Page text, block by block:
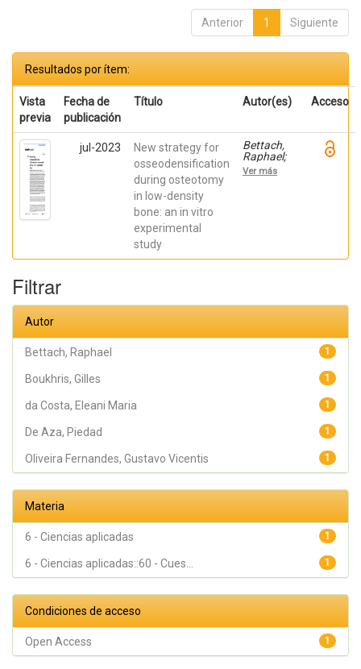
Anterior 1 Siguiente
Resultados por ítem:
Vista
previa
Fecha de
publicación
Título Autor(es) Acceso
jul-2023
New strategy for
osseodensification
during osteotomy
in low-density
bone: an in vitro
experimental
study
Bettach,
Raphael;
Boukhris,
Gilles; De
Antonio;
Vicentis;
Alexandre
Ver más
Filtrar
Autor
1
Bettach, Raphael
1
Boukhris, Gilles
1
da Costa, Eleani Maria
1
De Aza, Piedad
1
Oliveira Fernandes, Gustavo Vicentis
Materia
1
6 - Ciencias aplicadas
1
6 - Ciencias aplicadas::60 - Cues...
Condiciones de acceso
1
Open Access